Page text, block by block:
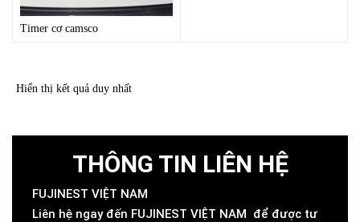
Timer cơ camsco
Hiển thị kết quả duy nhất
THÔNG TIN LIÊN HỆ
FUJINEST VIỆT NAM
Liên hệ ngay đến FUJINEST VIỆT NAM để được tư